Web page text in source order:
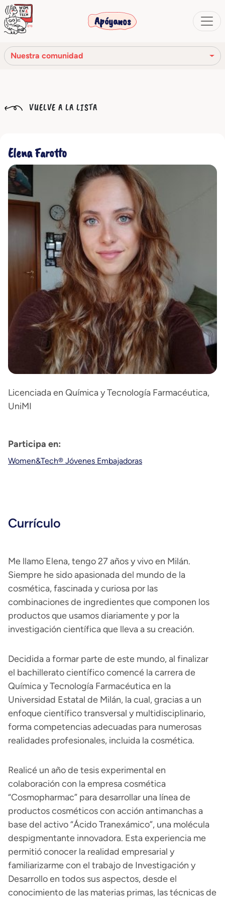
Apóyanos
Nuestra comunidad
Nuestra historia
Nuestra red
Nuestra comunidad
VUELVE A LA LISTA
Elena Farotto
Licenciada en Química y Tecnología Farmacéutica,
UniMI
Participa en:
Women&Tech® Jóvenes Embajadoras
Currículo
Me llamo Elena, tengo 27 años y vivo en Milán.
Siempre he sido apasionada del mundo de la
cosmética, fascinada y curiosa por las
combinaciones de ingredientes que componen los
productos que usamos diariamente y por la
investigación científica que lleva a su creación.
Decidida a formar parte de este mundo, al finalizar
el bachillerato científico comencé la carrera de
Química y Tecnología Farmacéutica en la
Universidad Estatal de Milán, la cual, gracias a un
enfoque científico transversal y multidisciplinario,
forma competencias adecuadas para numerosas
realidades profesionales, incluida la cosmética.
Realicé un año de tesis experimental en
colaboración con la empresa cosmética
“Cosmopharmac” para desarrollar una línea de
productos cosméticos con acción antimanchas a
base del activo “Ácido Tranexámico”, una molécula
despigmentante innovadora. Esta experiencia me
permitió conocer la realidad empresarial y
familiarizarme con el trabajo de Investigación y
Desarrollo en todos sus aspectos, desde el
conocimiento de las materias primas, las técnicas de